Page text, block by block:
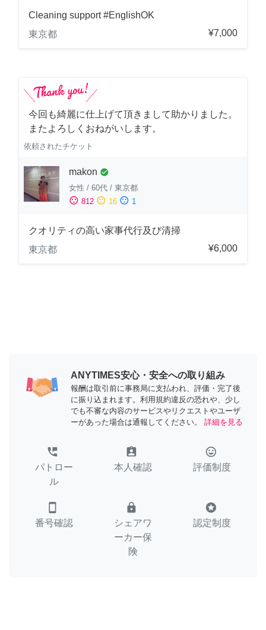
Cleaning support #EnglishOK
東京都
¥7,000
今回も綺麗に仕上げて頂きまして助かりました。
またよろしくおねがいします。
依頼されたチケット
makon check_circle
女性 / 60代 / 東京都
sentiment_satisfied 812 sentiment_neutral 16 sentiment_dissatisfied 1
クオリティの高い家事代行及び清掃
東京都
¥6,000
ANYTIMES安心・安全への取り組み
報酬は取引前に事務局に支払われ、評価・完了後
に振り込まれます。利用規約違反の恐れや、少し
でも不審な内容のサービスやリクエストやユーザ
ーがあった場合は通報してください。
詳細を見る
perm_phone_msg
パトロー
ル
assignment_ind
本人確認
tag_faces
評価制度
smartphone
番号確認
lock
シェアワ
ーカー保
険
stars
認定制度